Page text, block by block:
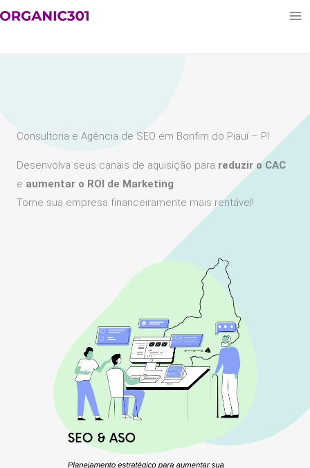
Ir
Consultoria e Agência de SEO em Bonfim do Piauí – PI
Desenvolva seus canais de aquisição para reduzir o CAC
e aumentar o ROI de Marketing.
Torne sua empresa financeiramente mais rentável!